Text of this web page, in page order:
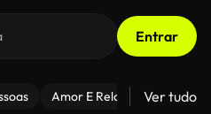
Entrar
Amor E Relacionamentos
Ver tudo